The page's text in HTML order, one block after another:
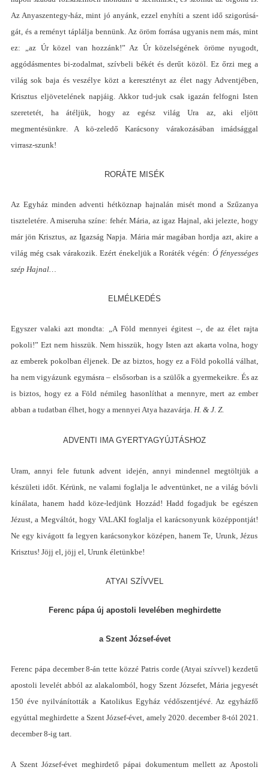
Az Anyaszentegy-ház, mint jó anyánk, ezzel enyhíti a szent idő szigorúsá-
gát, és a reményt táplálja bennünk. Az öröm forrása ugyanis nem más, mint
ez: „az Úr közel van hozzánk!” Az Úr közelségének öröme nyugodt,
aggódásmentes bi-zodalmat, szívbeli békét és derűt közöl. Ez őrzi meg a
világ sok baja és veszélye közt a keresztényt az élet nagy Adventjében,
Krisztus eljövetelének napjáig. Akkor tud-juk csak igazán felfogni Isten
szeretetét, ha átéljük, hogy az egész világ Ura az, aki eljött
megmentésünkre. A kö-zeledő Karácsony várakozásában imádsággal
virrasz-szunk!
RORÁTE MISÉK
Az Egyház minden adventi hétköznap hajnalán misét mond a Szűzanya
tiszteletére. A miseruha színe: fehér. Mária, az igaz Hajnal, aki jelezte, hogy
már jön Krisztus, az Igazság Napja. Mária már magában hordja azt, akire a
világ még csak várakozik. Ezért énekeljük a Roráték végén: Ó fényességes
szép Hajnal…
ELMÉLKEDÉS
Egyszer valaki azt mondta: A Föld mennyei égitest–, de az élet rajta
pokoli!” Ezt nem hisszük. Nem hisszük, hogy Isten azt akarta volna, hogy
az emberek pokolban éljenek. De az biztos, hogy ez a Föld pokollá válhat,
ha nem vigyázunk egymásra– elsősorban is a szülők a gyermekeikre. És az
is biztos, hogy ez a Föld némileg hasonlíthat a mennyre, mert az ember
abban a tudatban élhet, hogy a mennyei Atya hazavárja. H. & J. Z.
ADVENTI IMA GYERTYAGYÚJTÁSHOZ
Uram, annyi fele futunk advent idején, annyi mindennel megtöltjük a
készületi időt. Kérünk, ne valami foglalja le adventünket, ne a világ bóvli
kínálata, hanem hadd köze-ledjünk Hozzád! Hadd fogadjuk be egészen
Jézust, a Megváltót, hogy VALAKI foglalja el karácsonyunk középpontját!
Ne egy kivágott fa legyen karácsonykor középen, hanem Te, Urunk, Jézus
Krisztus! Jöjj el, jöjj el, Urunk életünkbe!
ATYAI SZÍVVEL
Ferenc pápa új apostoli levelében meghirdette
a Szent József-évet
Ferenc pápa december 8-án tette közzé Patris corde (Atyai szívvel) kezdetű
apostoli levelét abból az alakalomból, hogy Szent Józsefet, Mária jegyesét
150 éve nyilvánították a Katolikus Egyház védőszentjévé. Az egyházfő
egyúttal meghirdette a Szent József-évet, amely 2020. december 8-tól 2021.
december 8-ig tart.
A Szent József-évet meghirdető pápai dokumentum mellett az Apostoli